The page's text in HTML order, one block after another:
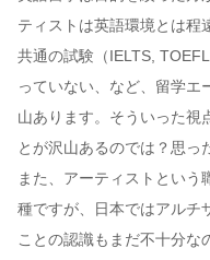
ティストは英語環境とは程
共通の試験（IELTS,
っていない、など、留学エ
山あります。そういった視
とが沢山あるのでは？思っ
また、アーティストという
種ですが、日本ではアルチ
ことの認識もまだ不十分な